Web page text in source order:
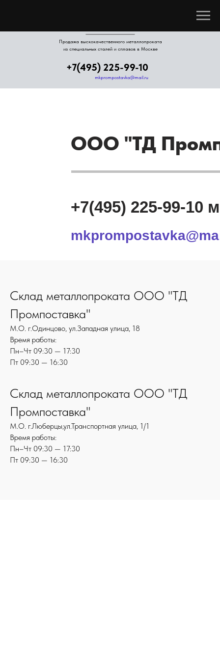
+7(495) 225-99-10
mkprompostavka@mail.ru
Продажа выскокачественного металлопроката
из специальных сталей и сплавов в Москве
+7(495) 225-99-10
ООО "ТД
Склад металлопроката ООО "ТД
Промпоставка"
М.О. г.Одинцово, ул.Западная улица, 18
Время работы:
Пн–Чт 09:30 — 17:30
Пт 09:30 — 16:30
Склад металлопроката ООО "ТД
Промпоставка"
М.О. г.Люберцы,ул.Транспортная улица, 1/1
Время работы:
Пн–Чт 09:30 — 17:30
Пт 09:30 — 16:30